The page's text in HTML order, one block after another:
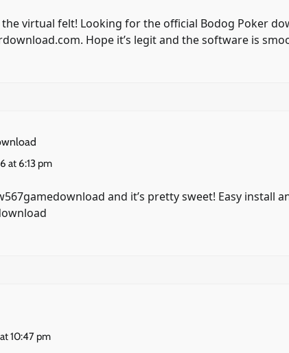
the virtual felt! Looking for the official Bodog Poker
Hope it’s legit and the software is
at 6:13 pm
and it’s pretty sweet! Easy install
10:47 pm